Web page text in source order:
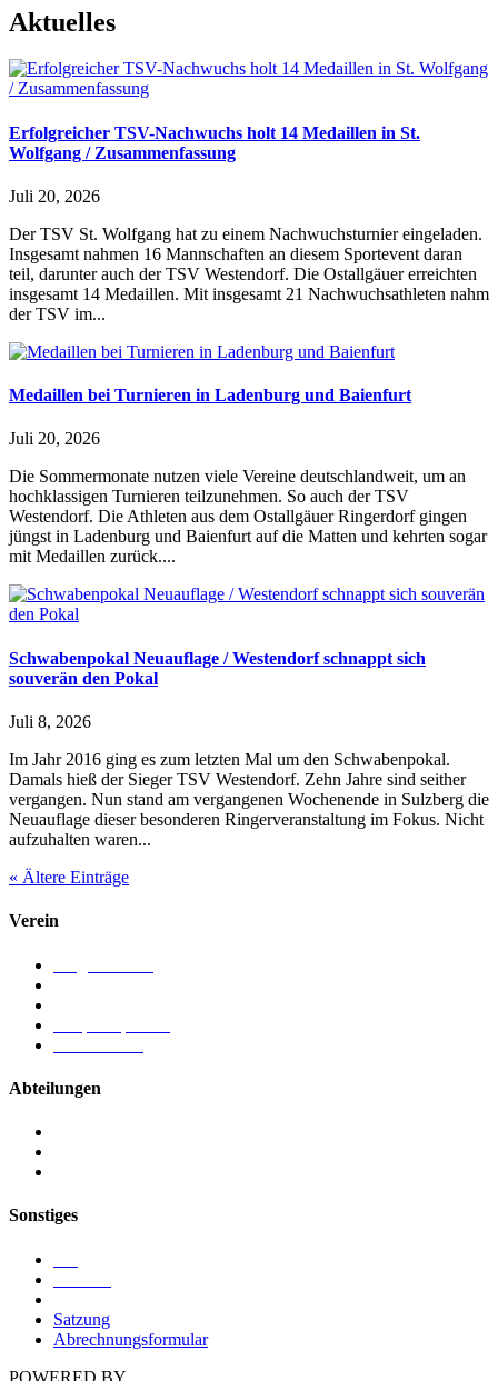
Aktuelles
Erfolgreicher TSV-Nachwuchs holt 14 Medaillen in St.
Wolfgang / Zusammenfassung
Juli 20, 2026
Der TSV St. Wolfgang hat zu einem Nachwuchsturnier eingeladen.
Insgesamt nahmen 16 Mannschaften an diesem Sportevent daran
teil, darunter auch der TSV Westendorf. Die Ostallgäuer erreichten
insgesamt 14 Medaillen. Mit insgesamt 21 Nachwuchsathleten nahm
der TSV im...
Medaillen bei Turnieren in Ladenburg und Baienfurt
Juli 20, 2026
Die Sommermonate nutzen viele Vereine deutschlandweit, um an
hochklassigen Turnieren teilzunehmen. So auch der TSV
Westendorf. Die Athleten aus dem Ostallgäuer Ringerdorf gingen
jüngst in Ladenburg und Baienfurt auf die Matten und kehrten sogar
mit Medaillen zurück....
Schwabenpokal Neuauflage / Westendorf schnappt sich
souverän den Pokal
Juli 8, 2026
Im Jahr 2016 ging es zum letzten Mal um den Schwabenpokal.
Damals hieß der Sieger TSV Westendorf. Zehn Jahre sind seither
vergangen. Nun stand am vergangenen Wochenende in Sulzberg die
Neuauflage dieser besonderen Ringerveranstaltung im Fokus. Nicht
aufzuhalten waren...
« Ältere Einträge
Verein
Abteilungen
Sonstiges
Satzung
Abrechnungsformular
POWERED BY